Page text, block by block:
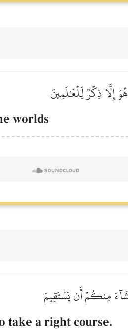
إِلَّا ذِكۡرٞ لِّلۡعَٰلَمِينَ
worlds
مِنكُمۡ أَن يَسۡتَقِيمَ
take a right course.